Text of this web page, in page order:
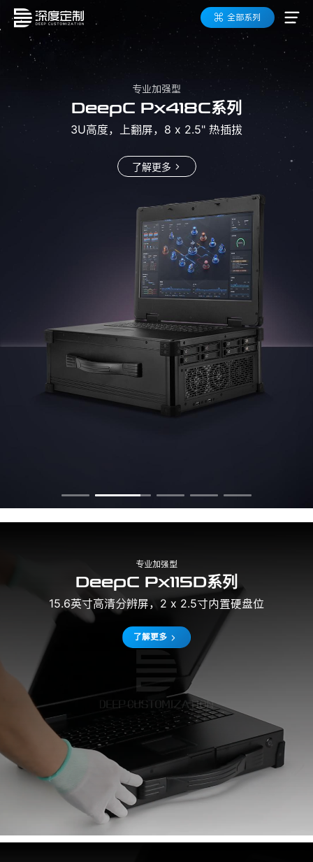
全部系列
应用领域
数字化工具箱
专业加强型
DeepC Px418C系列
3U高度，上翻屏，8 x 2.5" 热插拔
了解更多
轻薄便携型
DeepC Px115D系列
专业加强型
DeepC Px115D系列
15.6英寸高清分辨屏，2 x 2.5寸内置硬盘位
了解更多